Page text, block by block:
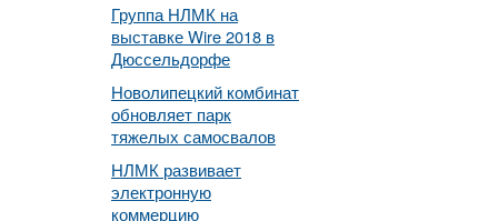
Группа НЛМК на
выставке Wire 2018 в
Дюссельдорфе
Новолипецкий комбинат
обновляет парк
тяжелых самосвалов
НЛМК развивает
электронную
коммерцию